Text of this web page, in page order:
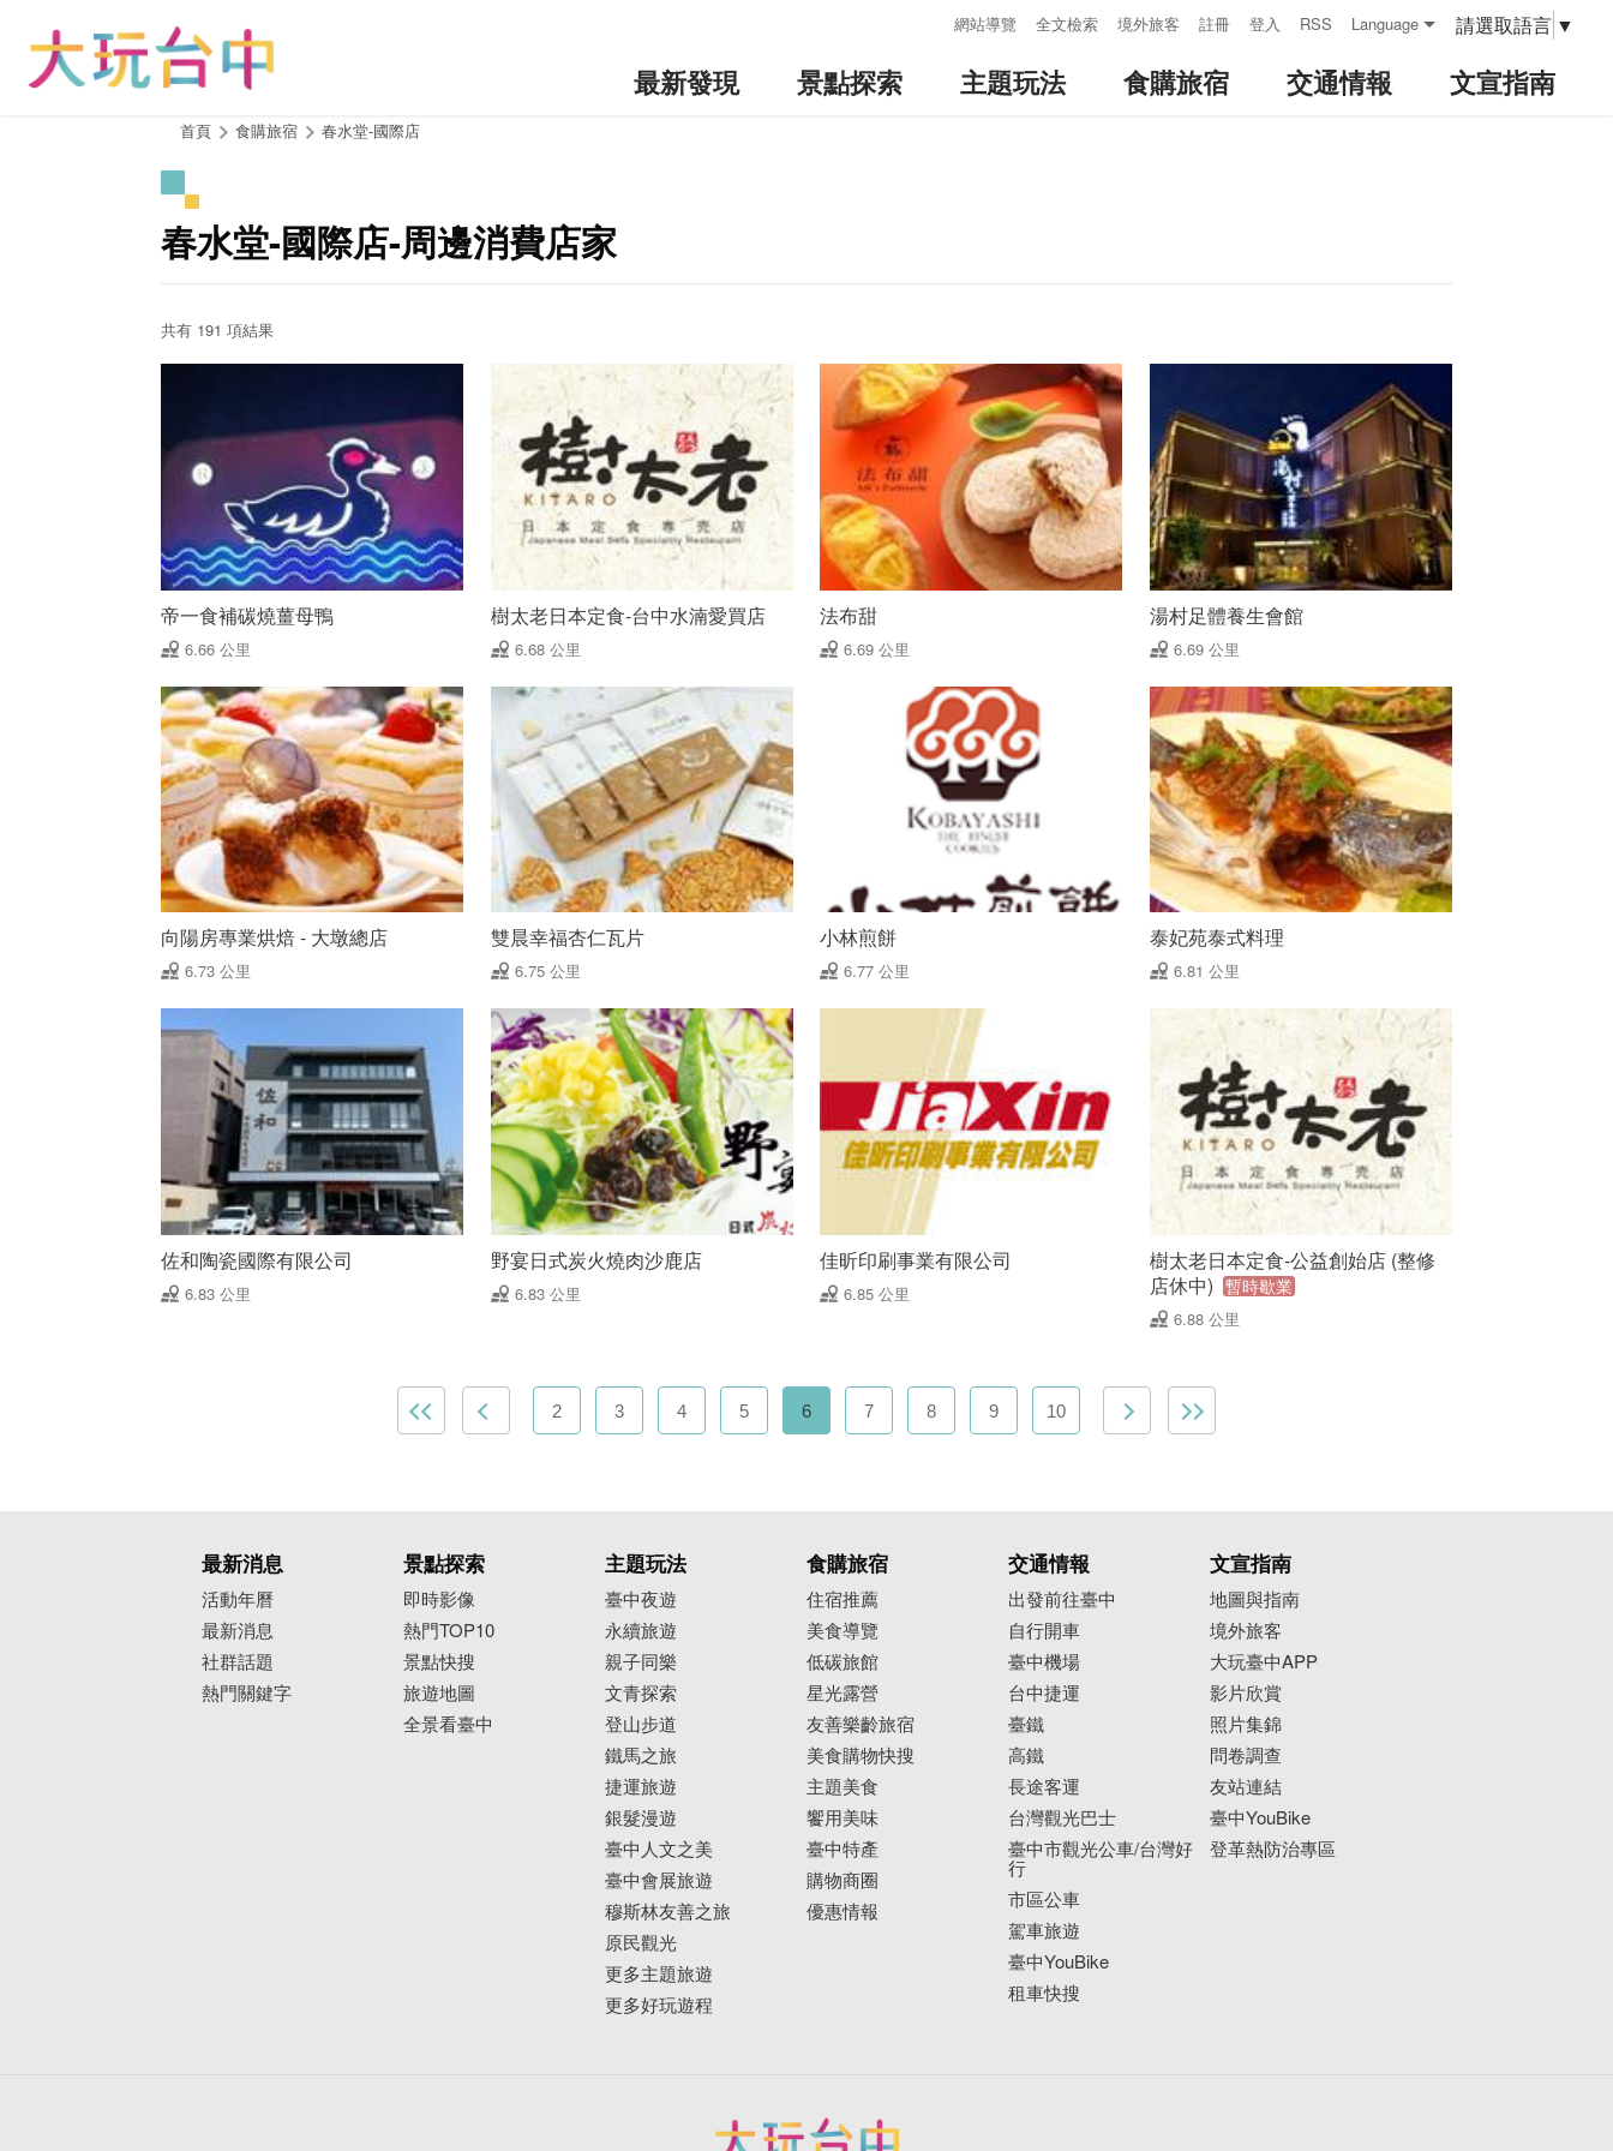
網站導覽 全文檢索 境外旅客 註冊 登入 RSS Language 請選取語言 ▼
最新發現 景點探索 主題玩法 食購旅宿 交通情報 文宣指南
首頁 食購旅宿 春水堂-國際店
春水堂-國際店-周邊消費店家
共有 191 項結果
帝一食補碳燒薑母鴨
6.66 公里
樹太老日本定食-台中水湳愛買店
6.68 公里
法布甜
6.69 公里
湯村足體養生會館
6.69 公里
向陽房專業烘焙 - 大墩總店
6.73 公里
雙晨幸福杏仁瓦片
6.75 公里
小林煎餅
6.77 公里
泰妃苑泰式料理
6.81 公里
佐和陶瓷國際有限公司
6.83 公里
野宴日式炭火燒肉沙鹿店
6.83 公里
佳昕印刷事業有限公司
6.85 公里
樹太老日本定食-公益創始店 (整修
店休中) 暫時歇業
6.88 公里
2 3 4 5 6 7 8 9 10
最新消息
活動年曆
最新消息
社群話題
熱門關鍵字
景點探索
即時影像
熱門TOP10
景點快搜
旅遊地圖
全景看臺中
主題玩法
臺中夜遊
永續旅遊
親子同樂
文青探索
登山步道
鐵馬之旅
捷運旅遊
銀髮漫遊
臺中人文之美
臺中會展旅遊
穆斯林友善之旅
原民觀光
更多主題旅遊
更多好玩遊程
食購旅宿
住宿推薦
美食導覽
低碳旅館
星光露營
友善樂齡旅宿
美食購物快搜
主題美食
饗用美味
臺中特產
購物商圈
優惠情報
交通情報
出發前往臺中
自行開車
臺中機場
台中捷運
臺鐵
高鐵
長途客運
台灣觀光巴士
臺中市觀光公車/台灣好
行
市區公車
駕車旅遊
臺中YouBike
租車快搜
文宣指南
地圖與指南
境外旅客
大玩臺中APP
影片欣賞
照片集錦
問卷調查
友站連結
臺中YouBike
登革熱防治專區